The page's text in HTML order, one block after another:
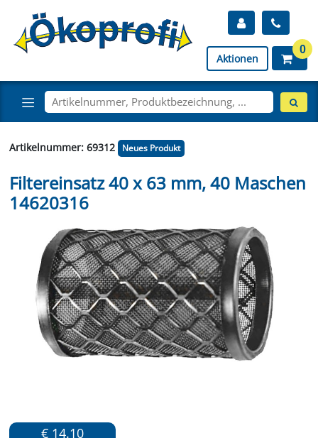
Aktionen
0
Artikelnummer: 69312 Neues Produkt
Filtereinsatz 40 x 63 mm, 40 Maschen
14620316
€ 14.10